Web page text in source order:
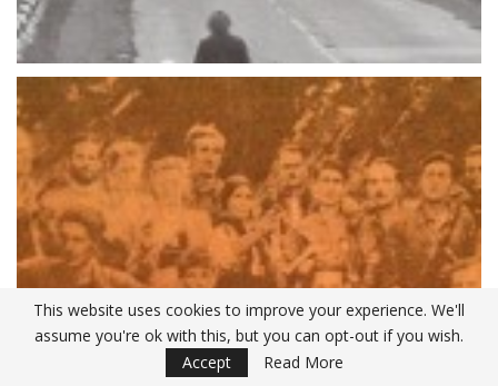
This website uses cookies to improve your experience. We'll
assume you're ok with this, but you can opt-out if you wish.
Accept
Read More